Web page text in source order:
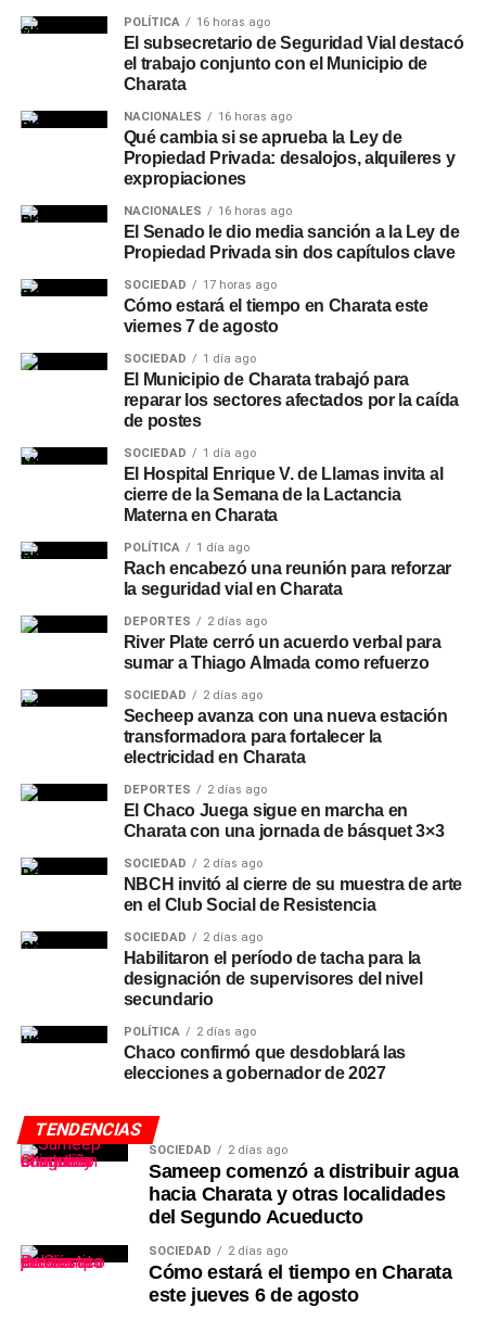
POLÍTICA 16 horas ago
El subsecretario de Seguridad Vial destacó
el trabajo conjunto con el Municipio de
Charata
NACIONALES 16 horas ago
Qué cambia si se aprueba la Ley de
Propiedad Privada: desalojos, alquileres y
expropiaciones
NACIONALES 16 horas ago
El Senado le dio media sanción a la Ley de
Propiedad Privada sin dos capítulos clave
SOCIEDAD 17 horas ago
Cómo estará el tiempo en Charata este
viernes 7 de agosto
SOCIEDAD 1 día ago
El Municipio de Charata trabajó para
reparar los sectores afectados por la caída
de postes
SOCIEDAD 1 día ago
El Hospital Enrique V. de Llamas invita al
cierre de la Semana de la Lactancia
Materna en Charata
POLÍTICA 1 día ago
Rach encabezó una reunión para reforzar
la seguridad vial en Charata
DEPORTES 2 días ago
River Plate cerró un acuerdo verbal para
sumar a Thiago Almada como refuerzo
SOCIEDAD 2 días ago
Secheep avanza con una nueva estación
transformadora para fortalecer la
electricidad en Charata
DEPORTES 2 días ago
El Chaco Juega sigue en marcha en
Charata con una jornada de básquet 3×3
SOCIEDAD 2 días ago
NBCH invitó al cierre de su muestra de arte
en el Club Social de Resistencia
SOCIEDAD 2 días ago
Habilitaron el período de tacha para la
designación de supervisores del nivel
secundario
POLÍTICA 2 días ago
Chaco confirmó que desdoblará las
elecciones a gobernador de 2027
TENDENCIAS
SOCIEDAD 2 días ago
Sameep comenzó a distribuir agua
hacia Charata y otras localidades
del Segundo Acueducto
SOCIEDAD 2 días ago
Cómo estará el tiempo en Charata
este jueves 6 de agosto